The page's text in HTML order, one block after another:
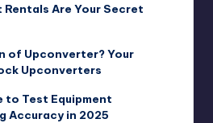
Rentals Are Your Secret
of Upconverter? Your
Upconverters
to Test Equipment
Accuracy in 2025